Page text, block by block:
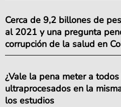
Cerca de 9,2 billones de
al 2021 y una pregunta
corrupción de la salud en
¿Vale la pena meter a
ultraprocesados en la
los estudios